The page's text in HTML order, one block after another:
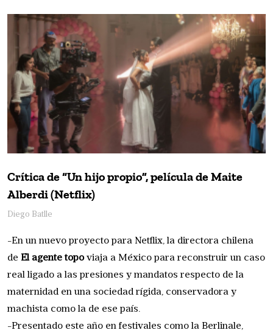
Crítica de “Un hijo propio”, película de Maite
Alberdi (Netflix)
Diego Batlle
-En un nuevo proyecto para Netflix, la directora chilena
de El agente topoviaja a México para reconstruir un caso
real ligado a las presiones y mandatos respecto de la
maternidad en una sociedad rígida, conservadora y
machista como la de ese país.
-Presentado este año en festivales como la Berlinale,